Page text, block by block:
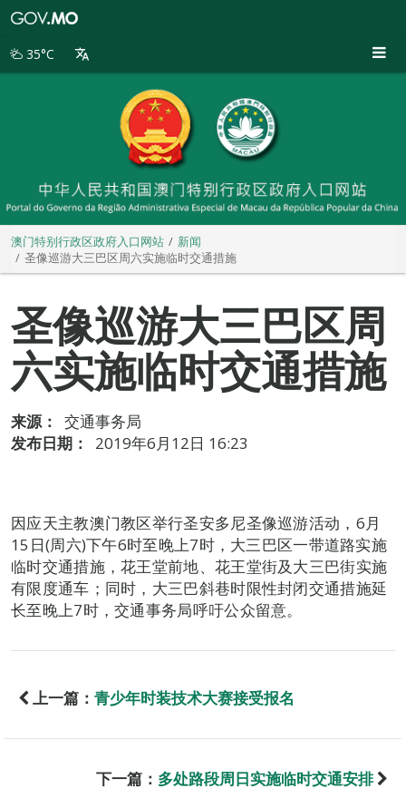
别
35°C
澳门特别行政区政府入口网站
新闻
圣像巡游大三巴区周六实施临时交通措施
圣像巡游大三巴区周
六实施临时交通措施
来源：
交通事务局
发布日期：
2019年6月12日 16:23
因应天主教澳门教区举行圣安多尼圣像巡游活动，6月
15日(周六)下午6时至晚上7时，大三巴区一带道路实施
临时交通措施，花王堂前地、花王堂街及大三巴街实施
有限度通车；同时，大三巴斜巷时限性封闭交通措施延
长至晚上7时，交通事务局呼吁公众留意。
上一篇： 青少年时装技术大赛接受报名
下一篇： 多处路段周日实施临时交通安排